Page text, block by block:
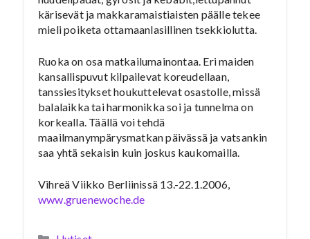
kärisevät ja makkaramaistiaisten päälle tekee
mieli poiketa ottamaanlasillinen tsekkiolutta.
Ruoka on osa matkailumainontaa. Eri maiden
kansallispuvut kilpailevat koreudellaan,
tanssiesitykset houkuttelevat osastolle, missä
balalaikka tai harmonikka soi ja tunnelma on
korkealla. Täällä voi tehdä
maailmanympärysmatkan päivässä ja vatsankin
saa yhtä sekaisin kuin joskus kaukomailla.
Vihreä Viikko Berliinissä 13.-22.1.2006,
www.gruenewoche.de